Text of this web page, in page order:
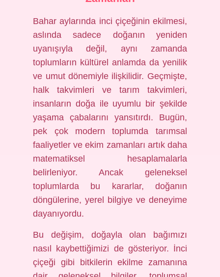
Bahar aylarında inci çiçeğinin ekilmesi,
aslında sadece doğanın yeniden
uyanışıyla değil, aynı zamanda
toplumların kültürel anlamda da yenilik
ve umut dönemiyle ilişkilidir. Geçmişte,
halk takvimleri ve tarım takvimleri,
insanların doğa ile uyumlu bir şekilde
yaşama çabalarını yansıtırdı. Bugün,
pek çok modern toplumda tarımsal
faaliyetler ve ekim zamanları artık daha
matematiksel hesaplamalarla
belirleniyor. Ancak geleneksel
toplumlarda bu kararlar, doğanın
döngülerine, yerel bilgiye ve deneyime
dayanıyordu.
Bu değişim, doğayla olan bağımızı
nasıl kaybettiğimizi de gösteriyor. İnci
çiçeği gibi bitkilerin ekilme zamanına